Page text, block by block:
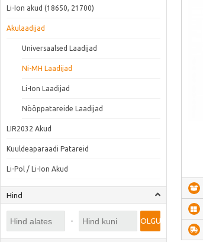
Li-Ion akud (18650, 21700)
Akulaadijad
Universaalsed Laadijad
Ni-MH Laadijad
Li-Ion Laadijad
Nööppatareide Laadijad
LIR2032 Akud
Kuuldeaparaadi Patareid
Li-Pol / Li-Ion Akud
Hind
- OLGU